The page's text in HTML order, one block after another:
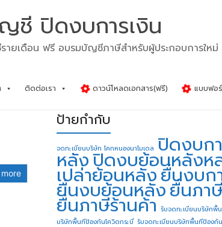
ชี ปิดงบการเงิน
ยเดือน ฟรี อบรมบัญชีภาษีสำหรับผู้ประกอบการใหม่
ติดต่อเรา ดาวน์โหลดเอกสาร(ฟรี) แบบฟอ
ป้ายกำกับ
จดทะเบียนบริษัท โคกหนองนาโมเดล ปิดงบก
หลังปิดงบย้อนหลังห
เปล่าย้อนหลังยื่นงบก
ยื่นงบย้อนหลังยื่นภา
ยื่นภาษีร้านค้า รับจดทะเบียนบริษัทพื้
บริษัทพื้นทีป้องกันโควิดกระบี่ รับจดทะเบียนบริษัทพื้นทีป้องกั